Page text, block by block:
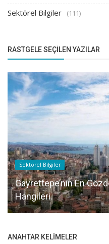
Sektörel Bilgiler (111)
RASTGELE SEÇILEN YAZILAR
Sektörel Bilgiler
Gayrettepe’nin En
Hangileri.
ANAHTAR KELIMELER